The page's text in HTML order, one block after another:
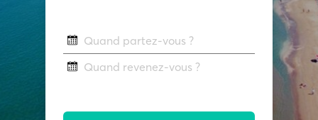
Quand partez-vous ?
Quand revenez-vous ?